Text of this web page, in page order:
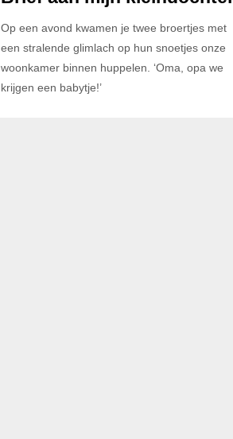
Op een avond kwamen je twee broertjes met
een stralende glimlach op hun snoetjes onze
woonkamer binnen huppelen. ‘Oma, opa we
krijgen een babytje!’